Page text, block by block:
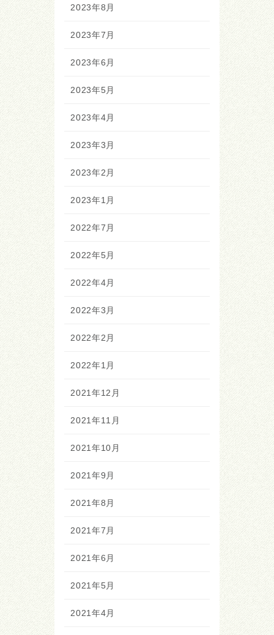
2023年8月
2023年7月
2023年6月
2023年5月
2023年4月
2023年3月
2023年2月
2023年1月
2022年7月
2022年5月
2022年4月
2022年3月
2022年2月
2022年1月
2021年12月
2021年11月
2021年10月
2021年9月
2021年8月
2021年7月
2021年6月
2021年5月
2021年4月